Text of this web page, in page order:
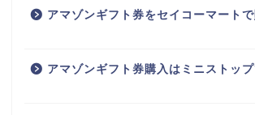
アマゾンギフト券をセイコーマート
アマゾンギフト券購入はミニストッ